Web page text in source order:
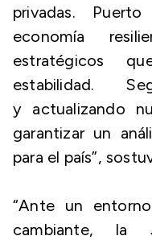
privadas.
economía
estratégicos
estabilidad.
y actualizando
garantizar un
para el país”,
“Ante un
cambiante, la